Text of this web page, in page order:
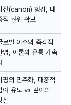
전(canon) 형성, 대
적 권위 확보
로벌 이슈의 즉각적
영, 이론의 유통 가속
평의 민주화, 대중적
여 유도 vs 깊이의
실